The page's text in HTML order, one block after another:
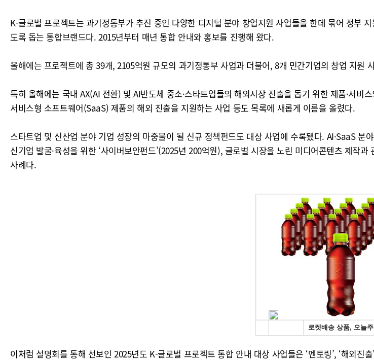
K-글로벌 프로젝트는 과기정통부가 추진 중인 다양한 디지털 분야 창업지원 사업들을 한데 묶어 정부
도록 돕는 통합브랜드다. 2015년부터 매년 통합 안내와 홍보를 진행해 왔다.
올해에는 프로젝트에 총 39개, 2105억원 규모의 과기정통부 사업과 더불어, 8개 민간기업의 창업 지원
특히 올해에는 국내 AX(AI 전환) 및 AI반도체 중소·스타트업들의 해외시장 진출을 돕기 위한 제품·서
서비스형 소프트웨어(SaaS) 제품의 해외 진출을 지원하는 사업 등도 목록에 새롭게 이름을 올렸다.
스타트업 및 신산업 분야 기업 성장의 마중물이 될 신규 정책펀드도 대상 사업에 수록됐다. AI·SaaS 분
신기업 발굴·육성을 위한 ‘사이버보안펀드’(2025년 200억원), 글로벌 시장을 노린 미디어콘텐츠 제작
사례다.
이처럼 설명회를 통해 선보인 2025년도 K-글로벌 프로젝트 통합 안내 대상 사업들은 ‘멘토링’, ‘해외진